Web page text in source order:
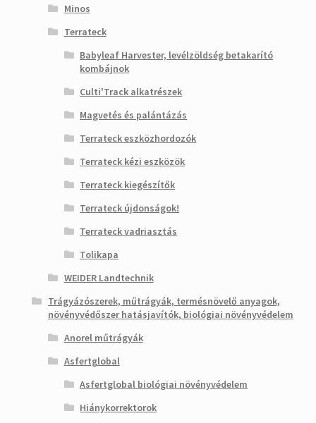
Minos
Terrateck
Babyleaf Harvester, levélzöldség betakarító
kombájnok
Culti'Track alkatrészek
Magvetés és palántázás
Terrateck eszközhordozók
Terrateck kézi eszközök
Terrateck kiegészítők
Terrateck újdonságok!
Terrateck vadriasztás
Tolikapa
WEIDER Landtechnik
Trágyázószerek, műtrágyák, termésnövelő anyagok,
növényvédőszer hatásjavítók, biológiai növényvédelem
Anorel műtrágyák
Asfertglobal
Asfertglobal biológiai növényvédelem
Hiánykorrektorok